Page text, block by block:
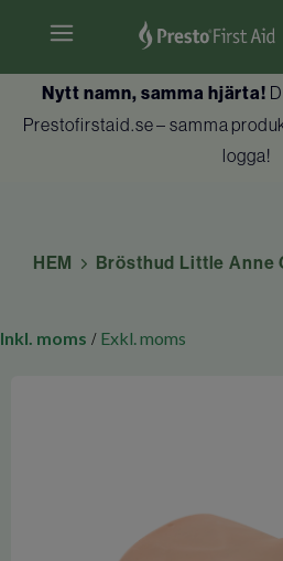
Hjärtstartare & tillbehör
Utbildningar
Nytt namn, samma hjärta!
Prestofirstaid.se – samma
logga!
HEM Brösthud Little Anne
Inkl. moms / Exkl. moms